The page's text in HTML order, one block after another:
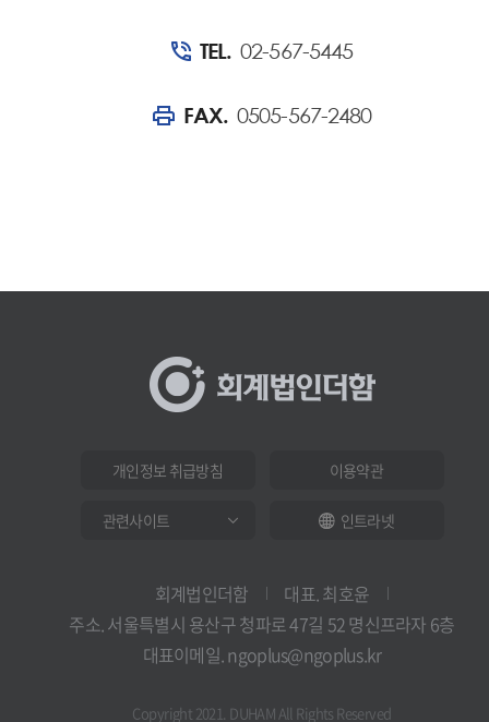
TEL. 02-567-5445
FAX. 0505-567-2480
개인정보 취급방침 이용약관
인트라넷
회계법인더함
대표. 최호윤
주소. 서울특별시 용산구 청파로 47길 52 명신프라자 6층
대표이메일. ngoplus@ngoplus.kr
Copyright 2021. DUHAM All Rights Reserved